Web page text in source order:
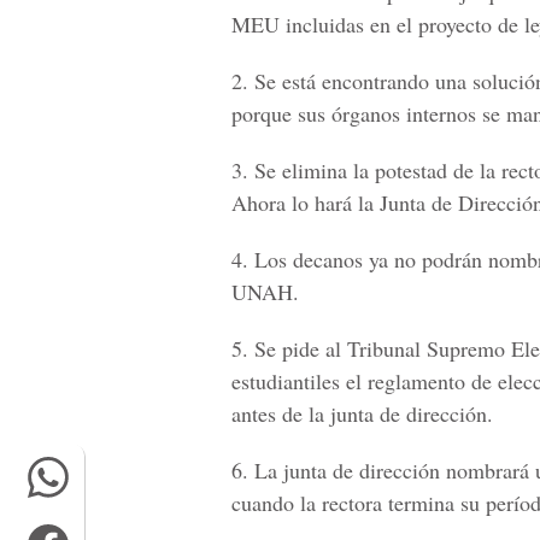
MEU incluidas en el proyecto de
2. Se está encontrando una
porque sus órganos internos se
3. Se elimina la potestad de la
Ahora lo hará la Junta de
4. Los decanos ya no podrán
UNAH.
5. Se pide al Tribunal Supremo
estudiantiles el reglamento de
antes de la junta de dirección.
6. La junta de dirección
cuando la rectora termina su